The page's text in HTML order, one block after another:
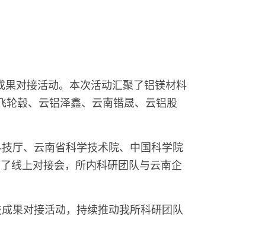
果对接活动。本次活动汇聚了铝镁材料
毂、云铝泽鑫、云南锴晟、云铝股
厅、云南省科学技术院、中国科学院
线上对接会，所内科研团队与云南企
果对接活动，持续推动我所科研团队